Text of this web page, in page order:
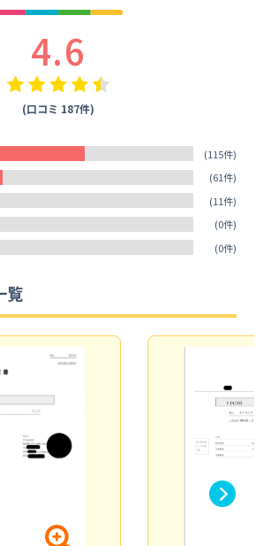
4.6
(口コミ 187件)
(115件)
(61件)
(11件)
(0件)
(0件)
覧